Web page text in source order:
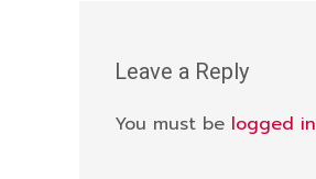
Leave a Reply
You must be logged in